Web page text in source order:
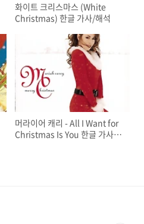
화이트 크리스마스 (White
Christmas) 한글 가사/해석
머라이어 캐리 - All I Want for
Christmas Is You 한글 가사/